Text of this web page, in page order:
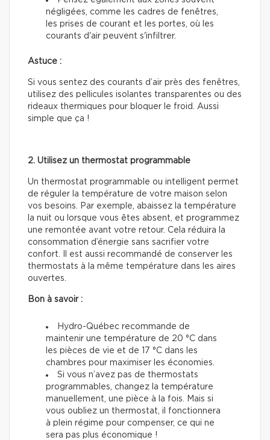
négligées, comme les cadres de fenêtres,
les prises de courant et les portes, où les
courants d'air peuvent s'infiltrer.
Astuce :
Si vous sentez des courants d’air près des fenêtres,
utilisez des pellicules isolantes transparentes ou des
rideaux thermiques pour bloquer le froid. Aussi
simple que ça !
2. Utilisez un thermostat programmable
Un thermostat programmable ou intelligent permet
de réguler la température de votre maison selon
vos besoins. Par exemple, abaissez la température
la nuit ou lorsque vous êtes absent, et programmez
une remontée avant votre retour. Cela réduira la
consommation d’énergie sans sacrifier votre
confort. Il est aussi recommandé de conserver les
thermostats à la même température dans les aires
ouvertes.
Bon à savoir :
Hydro-Québec recommande de
maintenir une température de 20 °C dans
les pièces de vie et de 17 °C dans les
chambres pour maximiser les économies.
Si vous n’avez pas de thermostats
programmables, changez la température
manuellement, une pièce à la fois. Mais si
vous oubliez un thermostat, il fonctionnera
à plein régime pour compenser, ce qui ne
sera pas plus économique !